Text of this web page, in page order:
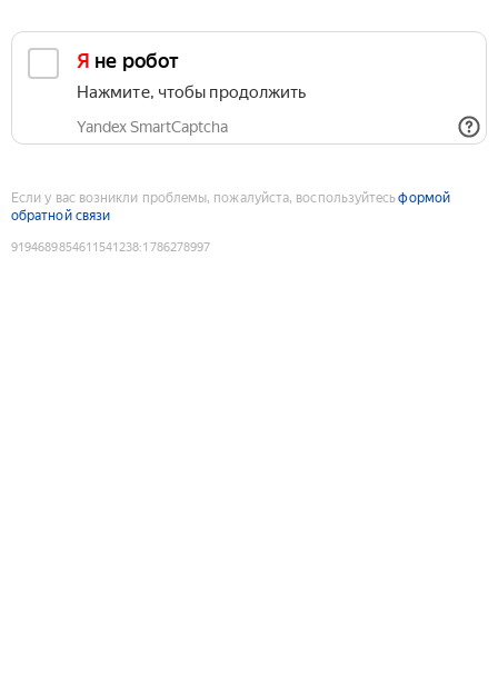
Я не робот
Нажмите, чтобы продолжить
Yandex SmartCaptcha
Если у вас возникли проблемы, пожалуйста, воспользуйтесьформой
обратной связи
9194689854611541238:1786278997